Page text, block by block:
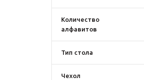
Количество
алфавитов
Тип стола
Чехол